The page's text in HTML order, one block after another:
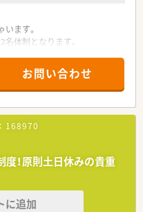
ます。
体制となります。
急性期病院です。
存の病院及び地域の診療所と連
提供しております。
県がん診療連携拠点病院」「日
ヘリポートもございます。
尿病療養チーム、NSTなどチ
ファレンスなど多岐にわたり活
お問い合わせ
168970
！原則土日休みの貴重
に追加